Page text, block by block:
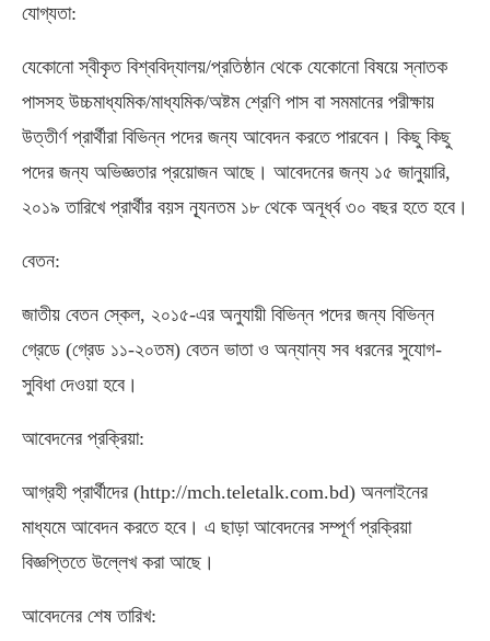
যোগ্যতা:
যেকোনো স্বীকৃত বিশ্ববিদ্যালয়/প্রতিষ্ঠান থেকে যেকোনো বিষয়ে স্নাতক
পাসসহ উচ্চমাধ্যমিক/মাধ্যমিক/অষ্টম শ্রেণি পাস বা সমমানের পরীক্ষায়
উত্তীর্ণ প্রার্থীরা বিভিন্ন পদের জন্য আবেদন করতে পারবেন। কিছু কিছু
পদের জন্য অভিজ্ঞতার প্রয়োজন আছে। আবেদনের জন্য ১৫ জানুয়ারি,
২০১৯ তারিখে প্রার্থীর বয়স ন্যূনতম ১৮ থেকে অনূর্ধ্ব ৩০ বছর হতে হবে।
বেতন:
জাতীয় বেতন স্কেল, ২০১৫-এর অনুযায়ী বিভিন্ন পদের জন্য বিভিন্ন
গ্রেডে (গ্রেড ১১-২০তম) বেতন ভাতা ও অন্যান্য সব ধরনের সুযোগ-
সুবিধা দেওয়া হবে।
আবেদনের প্রক্রিয়া:
আগ্রহী প্রার্থীদের (http://mch.teletalk.com.bd) অনলাইনের
মাধ্যমে আবেদন করতে হবে। এ ছাড়া আবেদনের সম্পূর্ণ প্রক্রিয়া
বিজ্ঞপ্তিতে উল্লেখ করা আছে।
আবেদনের শেষ তারিখ: